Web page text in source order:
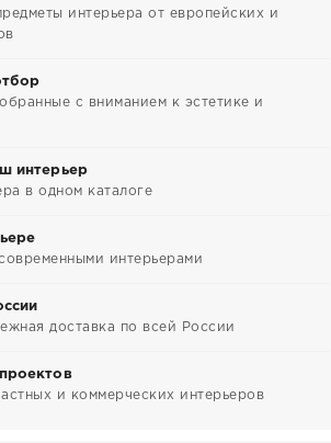
интерьера от европейских и
с вниманием к эстетике и
интерьер
в одном каталоге
интерьерами
доставка по всей России
и коммерческих интерьеров